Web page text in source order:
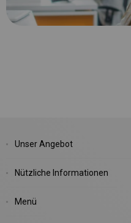
Unser Angebot
Nützliche Informationen
Menü